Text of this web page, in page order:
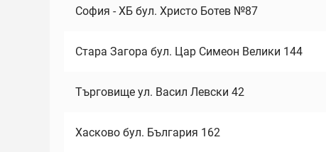
София - ХБ бул. Христо Ботев №87
Стара Загора бул. Цар Симеон Велики 144
Търговище ул. Васил Левски 42
Хасково бул. България 162